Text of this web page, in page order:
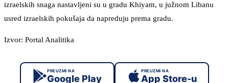
izraelskih snaga nastavljeni su u gradu Khiyam, u južnom Libanu
usred izraelskih pokušaja da napreduju prema gradu.
Izvor: Portal Analitika
PREUZMI NA
Google Play
PREUZMI NA
App Store-u